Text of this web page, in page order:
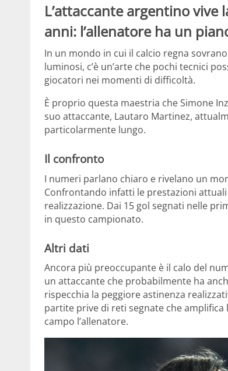
L’attaccante argentino
anni: l’allenatore ha un
In un mondo in cui il calcio regna
luminosi, c’è un’arte che pochi tecnici
giocatori nei momenti di difficoltà.
È proprio questa maestria che Simone
suo attaccante, Lautaro Martinez,
particolarmente lungo.
Il confronto
I numeri parlano chiaro e rivelano un
Confrontando infatti le prestazioni
realizzazione. Dai 15 gol segnati nelle
in questo campionato.
Altri dati
Ancora più preoccupante è il calo del
un attaccante che probabilmente ha
rispecchia la peggiore astinenza
partite prive di reti segnate che amplifica
campo l’allenatore.